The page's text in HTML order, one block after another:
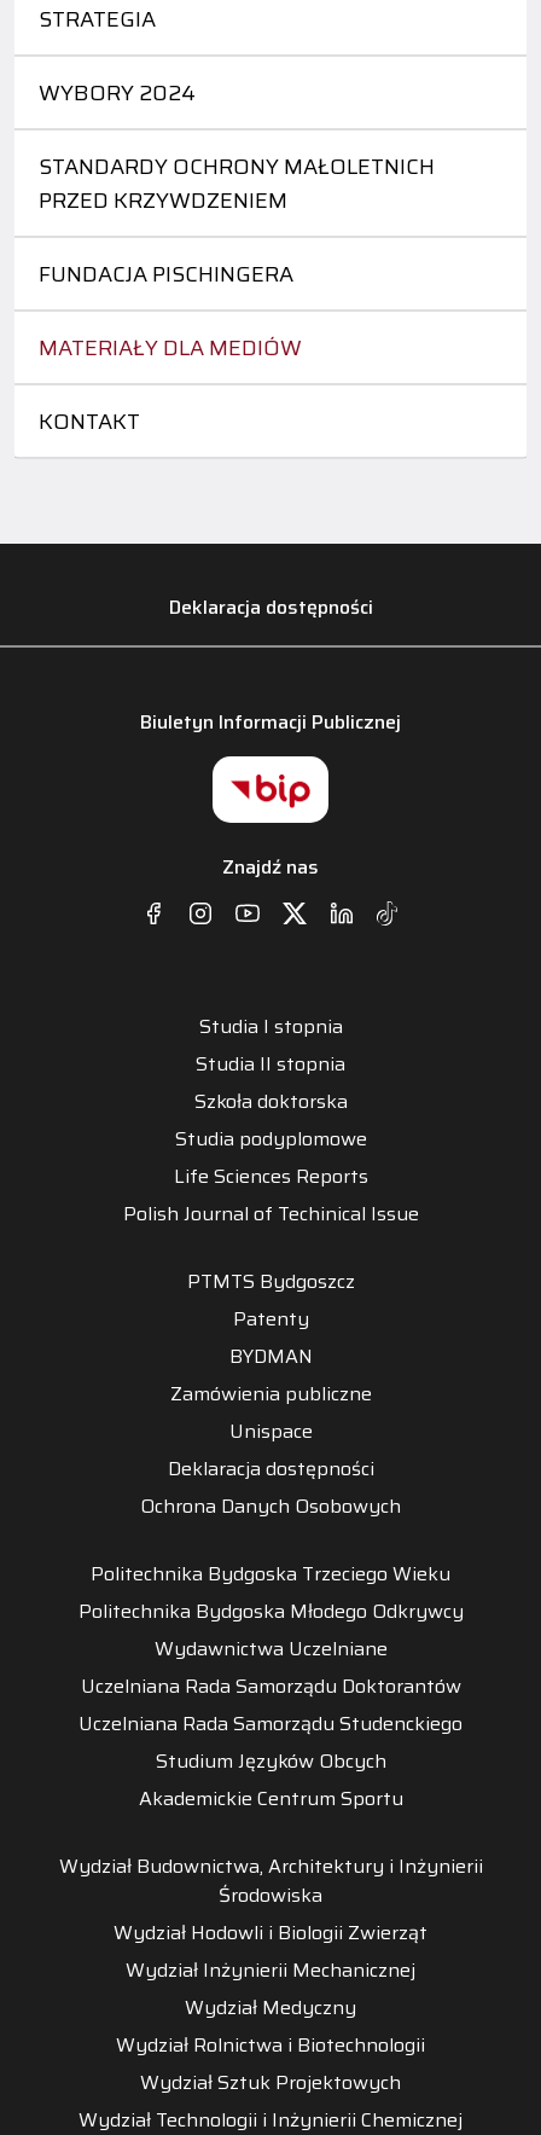
STRATEGIA
WYBORY 2024
STANDARDY OCHRONY MAŁOLETNICH
PRZED KRZYWDZENIEM
FUNDACJA PISCHINGERA
MATERIAŁY DLA MEDIÓW
KONTAKT
Deklaracja dostępności
Biuletyn Informacji Publicznej
Znajdź nas
Studia I stopnia
Studia II stopnia
Szkoła doktorska
Studia podyplomowe
Life Sciences Reports
Polish Journal of Techinical Issue
PTMTS Bydgoszcz
Patenty
BYDMAN
Zamówienia publiczne
Unispace
Deklaracja dostępności
Ochrona Danych Osobowych
Politechnika Bydgoska Trzeciego Wieku
Politechnika Bydgoska Młodego Odkrywcy
Wydawnictwa Uczelniane
Uczelniana Rada Samorządu Doktorantów
Uczelniana Rada Samorządu Studenckiego
Studium Języków Obcych
Akademickie Centrum Sportu
Wydział Budownictwa, Architektury i Inżynierii
Środowiska
Wydział Hodowli i Biologii Zwierząt
Wydział Inżynierii Mechanicznej
Wydział Medyczny
Wydział Rolnictwa i Biotechnologii
Wydział Sztuk Projektowych
Wydział Technologii i Inżynierii Chemicznej